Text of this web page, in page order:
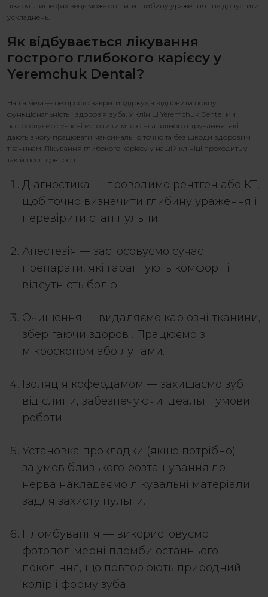
лікаря. Лише фахівець може оцінити глибину ураження і не допустити
ускладнень.
Як відбувається лікування
гострого глибокого карієсу у
Yeremchuk Dental?
Наша мета — не просто закрити «дірку», а відновити повну
функціональність і здоров’я зуба. У клініці Yeremchuk Dental ми
застосовуємо сучасні методики мікроінвазивного втручання, які
дають змогу працювати максимально точно та без шкоди здоровим
тканинам. Лікування глибокого карієсу у нашій клініці проходить у
такій послідовності:
Діагностика — проводимо рентген або КТ,
щоб точно визначити глибину ураження і
перевірити стан пульпи.
Анестезія — застосовуємо сучасні
препарати, які гарантують комфорт і
відсутність болю.
Очищення — видаляємо каріозні тканини,
зберігаючи здорові. Працюємо з
мікроскопом або лупами.
Ізоляція кофердамом — захищаємо зуб
від слини, забезпечуючи ідеальні умови
роботи.
Установка прокладки (якщо потрібно) —
за умов близького розташування до
нерва накладаємо лікувальні матеріали
задля захисту пульпи.
Пломбування — використовуємо
фотополімерні пломби останнього
покоління, що повторюють природний
колір і форму зуба.